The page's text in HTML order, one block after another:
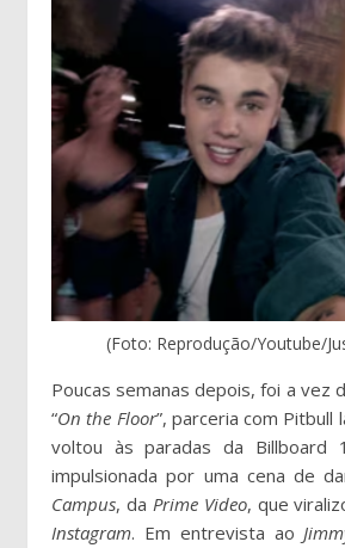
(Foto: Reprodução/Youtube/
Poucas semanas depois, foi a vez
“On the Floor”, parceria com Pitbull
voltou às paradas da Billboard
impulsionada por uma cena de
Campus, da Prime Video, que
Instagram. Em entrevista ao